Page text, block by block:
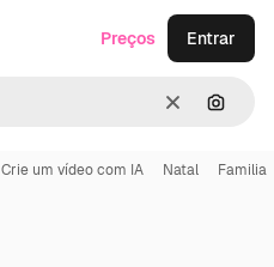
Limpar
Preços Entrar
Crie um vídeo com IA Natal Familia